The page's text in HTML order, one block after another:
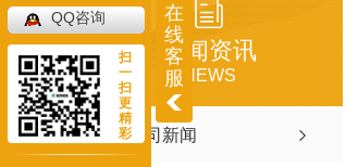
新闻资讯
NEWS
公司新闻
在
线
客
服
QQ咨询
扫
一
扫
更
精
彩